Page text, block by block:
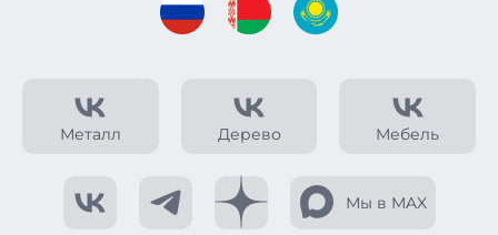
Металл Дерево Мебель
Мы в MAX